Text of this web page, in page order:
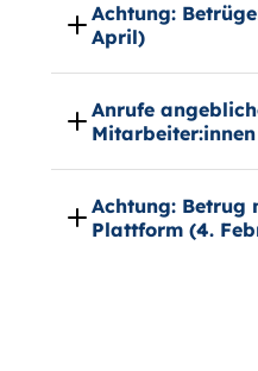
Achtung:
April)
Anrufe
Achtung: Betrug
Plattform (4.